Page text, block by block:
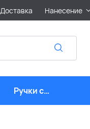
Доставка Нанесение
Ручки с
логотипом